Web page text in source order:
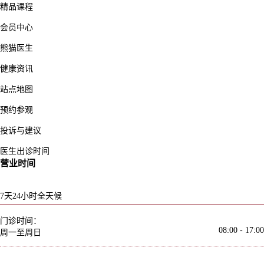
精品课程
会员中心
熊猫医生
健康资讯
站点地图
预约参观
投诉与建议
医生出诊时间
营业时间
7天24小时全天候
门诊时间：
周一至周日
08:00 - 17:00